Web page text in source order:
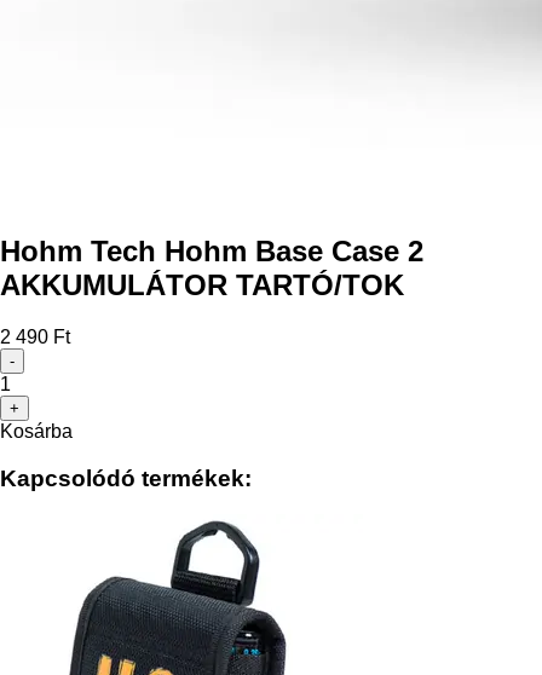
Hohm Tech Hohm Base Case 2
AKKUMULÁTOR TARTÓ/TOK
2 490 Ft
-
1
+
Kosárba
Kapcsolódó termékek: